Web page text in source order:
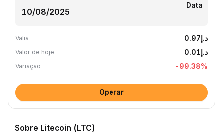
Data
Valia د.إ0.97
Valor de hoje د.إ0.01
Variação -99.38%
Operar
Sobre Litecoin (LTC)